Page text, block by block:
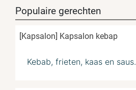
Populaire gerechten
[Kapsalon] Kapsalon kebap
Kebab, frieten, kaas en saus.